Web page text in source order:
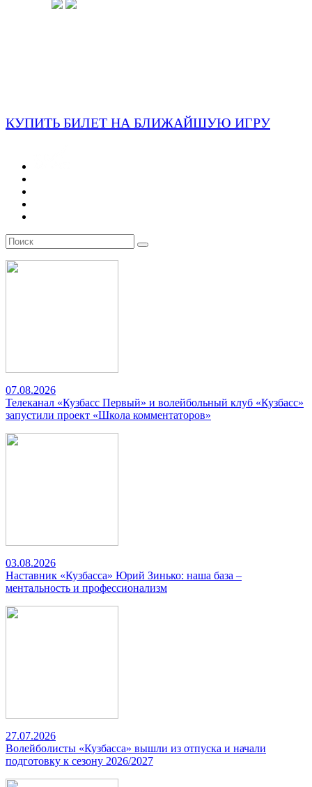
КУПИТЬ БИЛЕТ НА БЛИЖАЙШУЮ ИГРУ
07.08.2026
Телеканал «Кузбасс Первый» и волейбольный клуб «Кузбасс»
запустили проект «Школа комментаторов»
03.08.2026
Наставник «Кузбасса» Юрий Зинько: наша база –
ментальность и профессионализм
27.07.2026
Волейболисты «Кузбасса» вышли из отпуска и начали
подготовку к сезону 2026/2027